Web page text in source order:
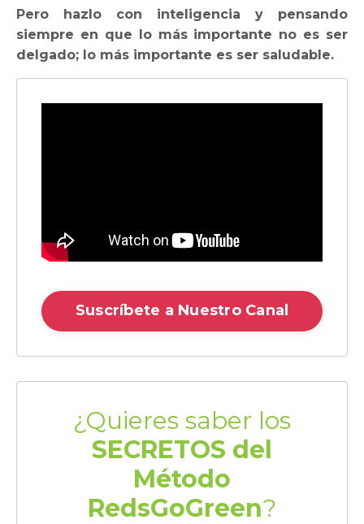
Pero hazlo con inteligencia y pensando
siempre en que lo más importante no es ser
delgado; lo más importante es ser saludable.
Suscríbete a Nuestro Canal
¿Quieres saber los
SECRETOS del
Método
RedsGoGreen?